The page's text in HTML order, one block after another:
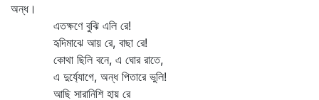
অন্ধ।
এতক্ষণে বুঝি এলি রে!
হৃদিমাঝে আয় রে, বাছা রে!
কোথা ছিলি বনে, এ ঘোর রাতে,
এ দুর্য্যোগে, অন্ধ পিতারে ভুলি!
আছি সারানিশি হায় রে